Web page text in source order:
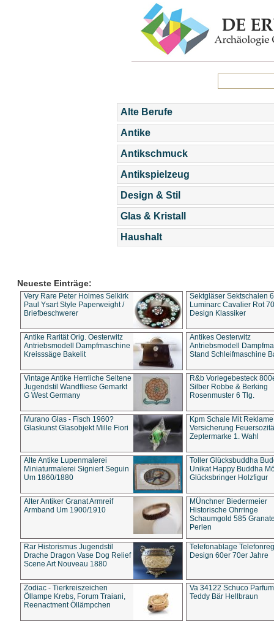
Alte Berufe
Antike
Antikschmuck
Antikspielzeug
Design & Stil
Glas & Kristall
Haushalt
Neueste Einträge:
Very Rare Peter Holmes Selkirk
Paul Ysart Style Paperweight /
Briefbeschwerer
Sektgläser Sektschalen
Luminarc Cavalier Rot
Design Klassiker
Antike Rarität Orig. Oesterwitz
Antriebsmodell Dampfmaschine
Kreisssäge Bakelit
Antikes Oesterwitz
Antriebsmodell
Stand Schleifmaschine
Vintage Antike Herrliche Seltene
Jugendstil Wandfliese Gemarkt
G West Germany
R&b Vorlegebesteck
Silber Robbe & Berking
Rosenmuster 6 Tlg.
Murano Glas - Fisch 1960?
Glaskunst Glasobjekt Mille Fiori
Kpm Schale Mit Reklame
Versicherung
Zeptermarke 1. Wahl
Alte Antike Lupenmalerei
Miniaturmalerei Signiert Seguin
Um 1860/1880
Toller Glücksbuddha
Unikat Happy Buddha
Glücksbringer Holzfigur
Alter Antiker Granat Armreif
Armband Um 1900/1910
MÜnchner Biedermeier
Historische Ohrringe
Schaumgold 585
Perlen
Rar Historismus Jugendstil
Drache Dragon Vase Dog Relief
Scene Art Nouveau 1880
Telefonablage
Design 60er 70er Jahre
Zodiac - Tierkreiszeichen
Öllampe Krebs, Forum Traiani,
Reenactment Öllämpchen
Va 34122 Schuco
Teddy Bär Hellbraun